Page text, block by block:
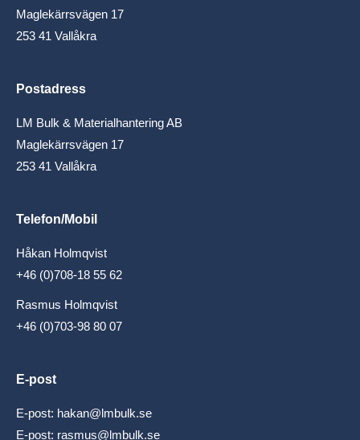
Maglekärrsvägen 17
253 41 Vallåkra
Postadress
LM Bulk & Materialhantering AB
Maglekärrsvägen 17
253 41 Vallåkra
Telefon/Mobil
Håkan Holmqvist
+46 (0)708-18 55 62
Rasmus Holmqvist
+46 (0)703-98 80 07
E-post
E-post: hakan@lmbulk.se
E-post: rasmus@lmbulk.se